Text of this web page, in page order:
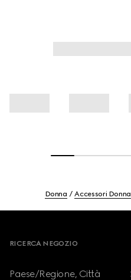
Donna Accessori Donna
RICERCA NEGOZIO
Paese/Regione, Città